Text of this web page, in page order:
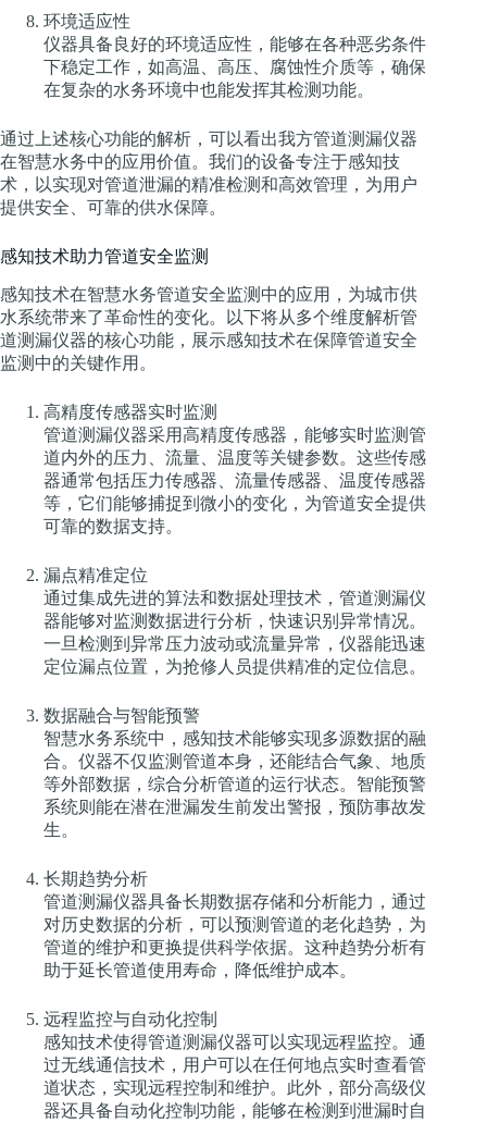
环境适应性
仪器具备良好的环境适应性，能够在各种恶劣条件
下稳定工作，如高温、高压、腐蚀性介质等，确保
在复杂的水务环境中也能发挥其检测功能。
通过上述核心功能的解析，可以看出我方管道测漏仪器
在智慧水务中的应用价值。我们的设备专注于感知技
术，以实现对管道泄漏的精准检测和高效管理，为用户
提供安全、可靠的供水保障。
感知技术助力管道安全监测
感知技术在智慧水务管道安全监测中的应用，为城市供
水系统带来了革命性的变化。以下将从多个维度解析管
道测漏仪器的核心功能，展示感知技术在保障管道安全
监测中的关键作用。
高精度传感器实时监测
管道测漏仪器采用高精度传感器，能够实时监测管
道内外的压力、流量、温度等关键参数。这些传感
器通常包括压力传感器、流量传感器、温度传感器
等，它们能够捕捉到微小的变化，为管道安全提供
可靠的数据支持。
漏点精准定位
通过集成先进的算法和数据处理技术，管道测漏仪
器能够对监测数据进行分析，快速识别异常情况。
一旦检测到异常压力波动或流量异常，仪器能迅速
定位漏点位置，为抢修人员提供精准的定位信息。
数据融合与智能预警
智慧水务系统中，感知技术能够实现多源数据的融
合。仪器不仅监测管道本身，还能结合气象、地质
等外部数据，综合分析管道的运行状态。智能预警
系统则能在潜在泄漏发生前发出警报，预防事故发
生。
长期趋势分析
管道测漏仪器具备长期数据存储和分析能力，通过
对历史数据的分析，可以预测管道的老化趋势，为
管道的维护和更换提供科学依据。这种趋势分析有
助于延长管道使用寿命，降低维护成本。
远程监控与自动化控制
感知技术使得管道测漏仪器可以实现远程监控。通
过无线通信技术，用户可以在任何地点实时查看管
道状态，实现远程控制和维护。此外，部分高级仪
器还具备自动化控制功能，能够在检测到泄漏时自